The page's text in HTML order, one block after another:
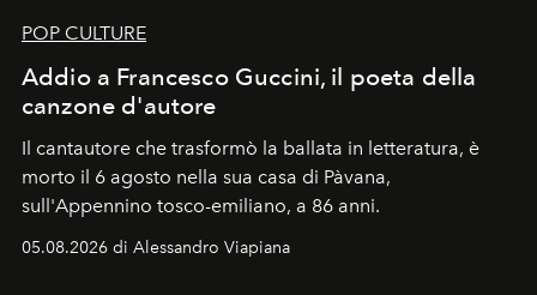
POP CULTURE
Addio a Francesco Guccini, il poeta della
canzone d'autore
Il cantautore che trasformò la ballata in letteratura, è
morto il 6 agosto nella sua casa di Pàvana,
sull'Appennino tosco-emiliano, a 86 anni.
05.08.2026 di Alessandro Viapiana